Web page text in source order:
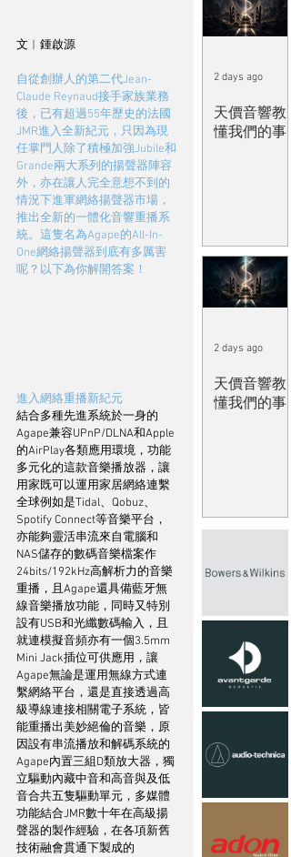
文︱鍾啟源
自從創辦人的第二代Jean-
Claude Reynaud接手家族業務
後，已有超過55年歷史的法國
JMR進入全新紀元，只因為現
任掌門人除了積極加強Jubile和
Grande兩大系列的揚聲器陣容
外，亦在讓人完全意想不到的
情況下進軍網絡揚聲器市場，
推出全新的一體化音響重播系
統。這隻名為Agape的All-In-
One網絡揚聲器到底有多厲害
呢？以下為你解開答案！
進入網絡重播新紀元
結合多種先進系統於一身的
Agape兼容UPnP/DLNA和Apple
的AirPlay各類應用環境，功能
多元化的這款音樂播放器，讓
用家既可以運用家居網絡連繫
全球例如是Tidal、Qobuz、
Spotify Connect等音樂平台，
亦能夠靈活串流來自電腦和
NAS儲存的數碼音樂檔案作
24bits/192kHz高解析力的音樂
重播，且Agape還具備藍牙無
線音樂播放功能，同時又特別
設有USB和光纖數碼輸入，且
就連模擬音頻亦有一個3.5mm
Mini Jack插位可供應用，讓
Agape無論是運用無線方式連
繫網絡平台，還是直接透過高
級導線連接相關電子系統，皆
能重播出美妙絕倫的音樂，原
因設有串流播放和解碼系統的
Agape內置三組D類放大器，獨
立驅動內藏中音和高音與及低
音合共五隻驅動單元，多媒體
功能結合JMR數十年在高級揚
聲器的製作經驗，在各項新舊
技術融會貫通下製成的
天價音響教
懂我們的事
2 days ago
天價音響教
懂我們的事
2 days ago